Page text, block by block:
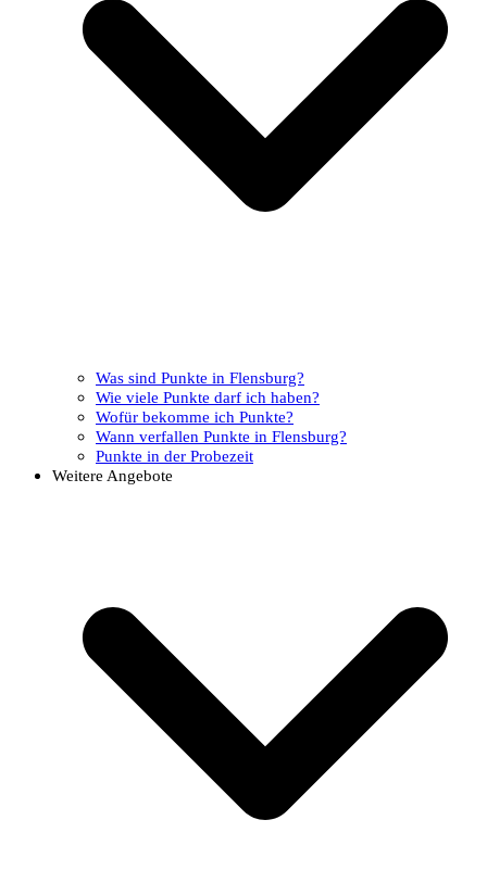
Was sind Punkte in Flensburg?
Wie viele Punkte darf ich haben?
Wofür bekomme ich Punkte?
Wann verfallen Punkte in Flensburg?
Punkte in der Probezeit
Weitere Angebote